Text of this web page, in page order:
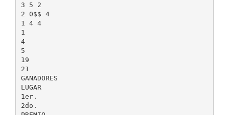
3 5 2
2 0$$ 4
1 4 4
1
4
5
19
21
GANADORES
LUGAR
1er.
2do.